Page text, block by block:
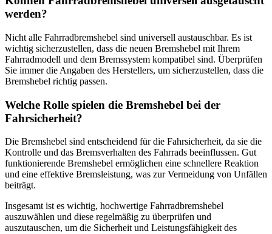
werden?
Nicht alle Fahrradbremshebel sind universell austauschbar. Es ist
wichtig sicherzustellen, dass die neuen Bremshebel mit Ihrem
Fahrradmodell und dem Bremssystem kompatibel sind. Überprüfen
Sie immer die Angaben des Herstellers, um sicherzustellen, dass die
Bremshebel richtig passen.
Welche Rolle spielen die Bremshebel bei der
Fahrsicherheit?
Die Bremshebel sind entscheidend für die Fahrsicherheit, da sie die
Kontrolle und das Bremsverhalten des Fahrrads beeinflussen. Gut
funktionierende Bremshebel ermöglichen eine schnellere Reaktion
und eine effektive Bremsleistung, was zur Vermeidung von Unfällen
beiträgt.
Insgesamt ist es wichtig, hochwertige Fahrradbremshebel
auszuwählen und diese regelmäßig zu überprüfen und
auszutauschen, um die Sicherheit und Leistungsfähigkeit des